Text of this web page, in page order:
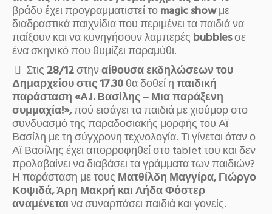
βράδυ έχει προγραμματιστεί τοmagic showμε
διαδραστικά παιχνίδια που περιμένει τα παιδιά να
παίξουν και να κυνηγήσουν λαμπερές bubblesσε
ένα σκηνικό που θυμίζει παραμύθι.
Στις 28/12στηναίθουσα εκδηλώσεων του
Δημαρχείου στις 17.30θα δοθεί ηπαιδική
παράσταση «Α.Ι. Βασίλης – Μια παράξενη
συμμαχία!»,πού εισάγει τα παιδιά με χιούμορ στο
συνδυασμό της παραδοσιακής μορφής του Αϊ
Βασίλη με τη σύγχρονη τεχνολογία. Τι γίνεται όταν ο
Αϊ Βασίλης έχει απορροφηθεί στο tablet του και δεν
προλαβαίνει να διαβάσει τα γράμματα των παιδιών?
Η παράσταση με τους Ματθίλδη Μαγγίρα, Γιώργο
Κοψιδά, Άρη Μακρή και Λήδα Φόστερ
αναμένεταινα συναρπάσει παιδιά και γονείς.